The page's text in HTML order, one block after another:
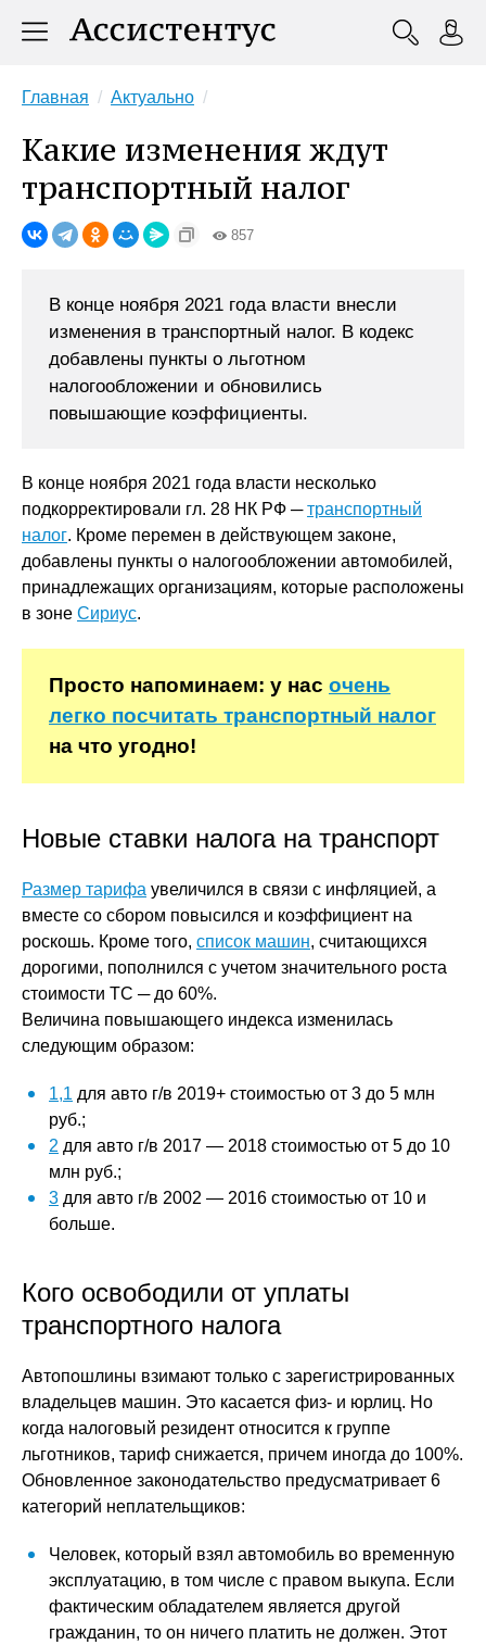
Главная Актуально
Какие изменения ждут
транспортный налог
857
В конце ноября 2021 года власти внесли
изменения в транспортный налог. В кодекс
добавлены пункты о льготном
налогообложении и обновились
повышающие коэффициенты.
В конце ноября 2021 года власти несколько
подкорректировали гл. 28 НК РФ ─транспортный
налог. Кроме перемен в действующем законе,
добавлены пункты о налогообложении автомобилей,
принадлежащих организациям, которые расположены
в зоне Сириус.
Просто напоминаем: у нас очень
легко посчитать транспортный налог
на что угодно!
Новые ставки налога на транспорт
Размер тарифа увеличился в связи с инфляцией, а
вместе со сбором повысился и коэффициент на
роскошь. Кроме того, список машин, считающихся
дорогими, пополнился с учетом значительного роста
стоимости ТС ─ до 60%.
Величина повышающего индекса изменилась
следующим образом:
1,1 для авто г/в 2019+ стоимостью от 3 до 5 млн
руб.;
2 для авто г/в 2017 — 2018 стоимостью от 5 до 10
млн руб.;
3 для авто г/в 2002 — 2016 стоимостью от 10 и
больше.
Кого освободили от уплаты
транспортного налога
Автопошлины взимают только с зарегистрированных
владельцев машин. Это касается физ- и юрлиц. Но
когда налоговый резидент относится к группе
льготников, тариф снижается, причем иногда до 100%.
Обновленное законодательство предусматривает 6
категорий неплательщиков:
Человек, который взял автомобиль во временную
эксплуатацию, в том числе с правом выкупа. Если
фактическим обладателем является другой
гражданин, то он ничего платить не должен. Этот